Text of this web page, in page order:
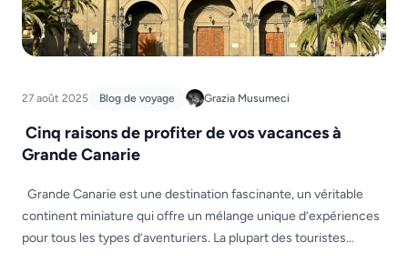
27 août 2025 Blog de voyage Grazia Musumeci
Cinq raisons de profiter de vos vacances à
Grande Canarie
Grande Canarie est une destination fascinante, un véritable
continent miniature qui offre un mélange unique d’expériences
pour tous les types d’aventuriers. La plupart des touristes